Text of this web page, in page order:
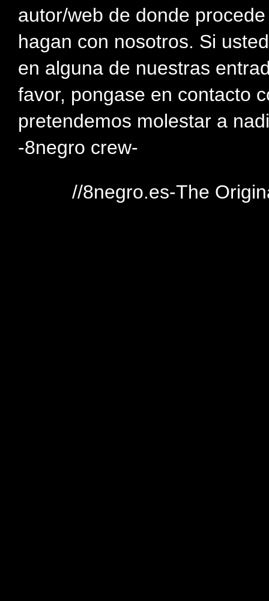
autor/web de donde
hagan con nosotros. Si
en alguna de nuestras
favor, pongase en contacto
pretendemos molestar a
-8negro crew-
//8negro.es-The